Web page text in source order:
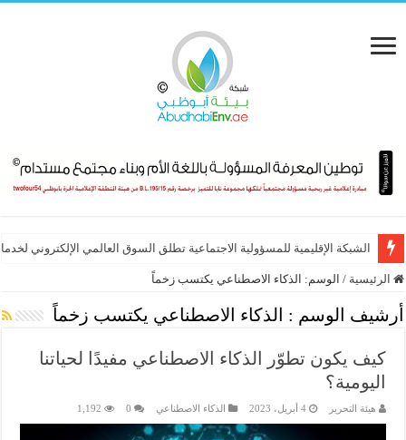
الشبكة الإقليمية للمسؤولية الاجتماعية تطلق السوق العالمي الإلكتروني
الرئيسية / الوسم: الذكاء الاصطناعي يكتسب زخماً
أرشيف الوسم : الذكاء الاصطناعي يكتسب زخماً
كيف يكون تطوّر الذكاء الاصطناعي مفيدًا لحياتنا
اليومية؟
هيئة التحرير 4 أبريل، 2023 الذكاء الاصطناعي 0
1,192